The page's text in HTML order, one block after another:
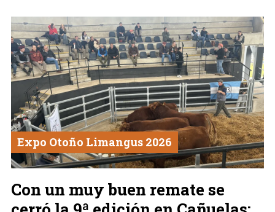
Con un muy buen remate se
Expo Otoño Limangus 2026